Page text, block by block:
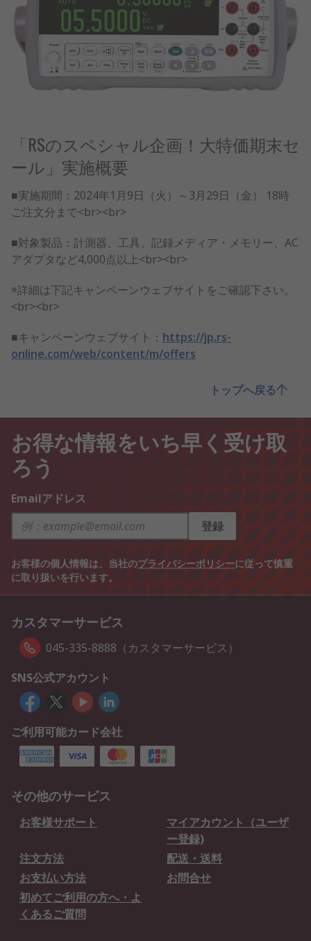
「RSのスペシャル企画！大特価期末セ
ール」実施概要
■実施期間：2024年1月9日（火）～3月29日（金） 18時
ご注文分まで<br><br>
■対象製品：計測器、工具、記録メディア・メモリー、AC
アダプタなど4,000点以上<br><br>
※詳細は下記キャンペーンウェブサイトをご確認下さい。
<br><br>
■キャンペーンウェブサイト： https://jp.rs-
online.com/web/content/m/offers
トップへ戻る
お得な情報をいち早く受け取
ろう
Emailアドレス
登録
お客様の個人情報は、当社のプライバシーポリシーに従って慎重
に取り扱いを行います。
カスタマーサービス
045-335-8888（カスタマーサービス）
SNS公式アカウント
ご利用可能カード会社
その他のサービス
お客様サポート
マイアカウント（ユーザ
ー登録)
注文方法
配送・送料
お支払い方法
お問合せ
初めてご利用の方へ・よ
くあるご質問